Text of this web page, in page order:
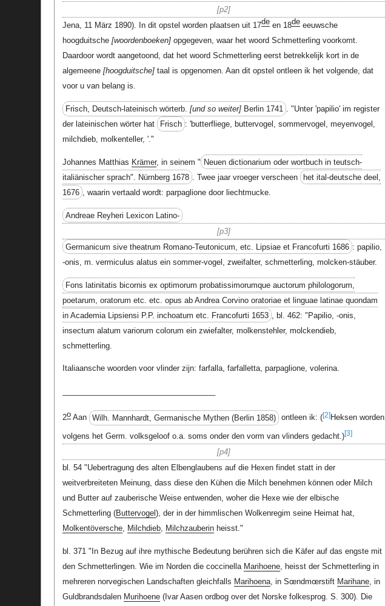
p2
Jena, 11 März 1890). In dit opstel worden plaatsen uit 17deen 18deeeuwsche
hoogduitsche woordenboeken opgegeven, waar het woord Schmetterling voorkomt.
Daardoor wordt aangetoond, dat het woord Schmetterling eerst betrekkelijk kort in de
algemeene hoogduitsche taal is opgenomen. Aan dit opstel ontleen ik het volgende, dat
voor u van belang is.
Frisch, Deutsch-lateinisch wörterb. und so weiter Berlin 1741 . "Unter 'papilio' im register
der lateinischen wörter hat
Frisch : 'butterfliege, buttervogel, sommervogel, meyenvogel,
milchdieb, molkenteller, '."
Johannes Matthias Krämer, in seinem " Neuen dictionarium oder wortbuch in teutsch-
italiänischer sprach". Nürnberg 1678 . Twee jaar vroeger verscheen
het ital-deutsche deel,
1676 , waarin vertaald wordt: parpaglione door liechtmucke.
Andreae Reyheri Lexicon Latino-
p3
Germanicum sive theatrum Romano-Teutonicum, etc. Lipsiae et Francofurti 1686 : papilio,
-onis, m. vermiculus alatus ein sommer-vogel, zweifalter, schmetterling, molcken-stäuber.
Fons latinitatis bicornis ex optimorum probatissimorumque auctorum philologorum,
poetarum, oratorum etc. etc. opus ab Andrea Corvino oratoriae et linguae latinae quondam
in Academia Lipsiensi P.P. inchoatum etc. Francofurti 1653 , bl. 462: "Papilio, -onis,
insectum alatum variorum colorum ein zwiefalter, molkenstehler, molckendieb,
schmetterling.
Italiaansche woorden voor vlinder zijn: farfalla, farfalletta, parpaglione, volerina.
2oAan Wilh. Mannhardt, Germanische Mythen (Berlin 1858) ontleen ik: ([2]Heksen worden
volgens het Germ. volksgeloof o.a. soms onder den vorm van vlinders gedacht.)[3]
p4
bl. 54 "Uebertragung des alten Elbenglaubens auf die Hexen findet statt in der
weitverbreiteten Meinung, dass diese den Kühen die Milch benehmen können oder Milch
und Butter auf zauberische Weise entwenden, woher die Hexe wie der elbische
Schmetterling (Buttervogel ), der in der himmlischen Wolkenregim seine Heimat hat,
Molkentöversche, Milchdieb, Milchzauberinheisst."
bl. 371 "In Bezug auf ihre mythische Bedeutung berühren sich die Käfer auf das engste mit
den Schmetterlingen. Wie im Norden die coccinella Marihoene, heisst der Schmetterling in
mehreren norvegischen Landschaften gleichfalls Marihoena, in Sœndmœrstift Marihane, in
Guldbrandsdalen Murihoene(Ivar Aasen ordbog over det Norske folkesprog. S. 300). Die